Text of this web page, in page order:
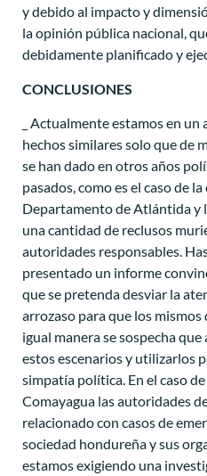
y debido al impacto y
la opinión pública nacional,
debidamente planificado y
CONCLUSIONES
_ Actualmente estamos en
hechos similares solo que de
se han dado en otros años
pasados, como es el caso de
Departamento de Atlántida y
una cantidad de reclusos
autoridades responsables.
presentado un informe
que se pretenda desviar la
arrozaso para que los
igual manera se sospecha
estos escenarios y utilizarlos
simpatía política. En el caso
Comayagua las autoridades
relacionado con casos de
sociedad hondureña y sus
estamos exigiendo una